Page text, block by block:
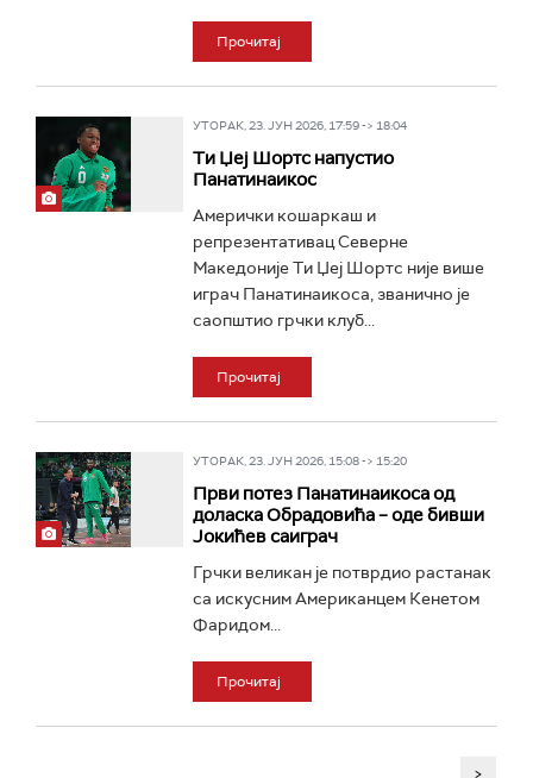
Прочитај
УТОРАК, 23. ЈУН 2026, 17:59 -> 18:04
Ти Џеј Шортс напустио
Панатинаикос
Амерички кошаркаш и
репрезентативац Северне
Македоније Ти Џеј Шортс није више
играч Панатинаикоса, званично је
саопштио грчки клуб...
Прочитај
УТОРАК, 23. ЈУН 2026, 15:08 -> 15:20
Први потез Панатинаикоса од
доласка Обрадовића – оде бивши
Јокићев саиграч
Грчки великан је потврдио растанак
са искусним Американцем Кенетом
Фаридом...
Прочитај
>